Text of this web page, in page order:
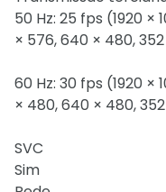
50 Hz: 25 fps (1920 ×
× 576, 640 × 480,
60 Hz: 30 fps (1920 ×
× 480, 640 × 480,
SVC
Sim